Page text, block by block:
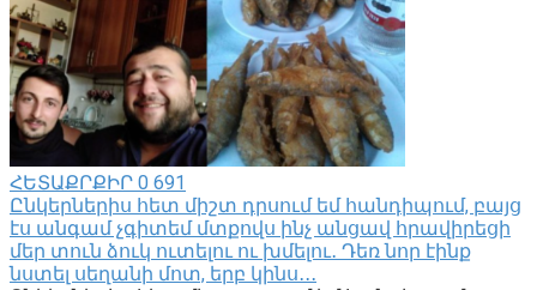
ՀԵՏԱՔՐՔԻՐ 0 691
Ընկերներիս հետ միշտ դրսում եմ հանդիպում, բայց
էս անգամ չգիտեմ մտքովս ինչ անցավ հրավիրեցի
մեր տուն ձուկ ուտելու ու խմելու․ Դեռ նոր էինք
նստել սեղանի մոտ, երբ կինս․․․